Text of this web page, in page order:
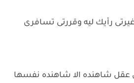
رأيك ليه وقررتى تسافرى
عقل شاهنده الا شاهنده نفسها